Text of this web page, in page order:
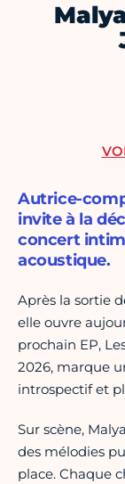
Autrice-
invite à la
concert
acoustique.
Après la sortie
elle ouvre
prochain EP,
2026, marque
introspectif et
Sur scène,
des mélodies
place. Chaque